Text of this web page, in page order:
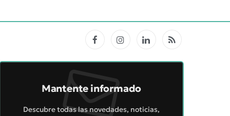
FacebookInstagramLinkedInRSS
Mantente informado
Descubre todas las novedades, noticias,